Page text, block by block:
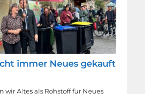
immer Neues gekauft
wir Altes als Rohstoff für Neues